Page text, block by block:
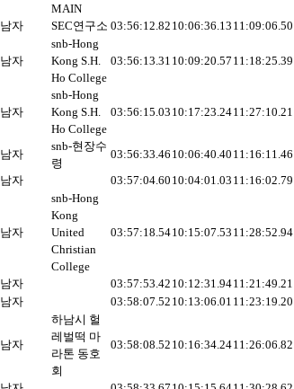
MAIN
남자 SEC연구소 03:56:12.82 10:06:36.13 11:09:06.50
남자
snb-Hong
Kong S.H.
Ho College
03:56:13.31 10:09:20.57 11:18:25.39
남자
snb-Hong
Kong S.H.
Ho College
03:56:15.03 10:17:23.2411:27:10.21
남자
snb-현장수
령
03:56:33.46 10:06:40.40 11:16:11.46
남자 03:57:04.60 10:04:01.03 11:16:02.79
남자
snb-Hong
Kong
United
Christian
College
03:57:18.5410:15:07.53 11:28:52.94
남자 03:57:53.42 10:12:31.9411:21:49.21
남자 03:58:07.52 10:13:06.01 11:23:19.20
남자
하남시 헐
레벌떡 마
라톤 동호
회
03:58:08.52 10:16:34.2411:26:06.82